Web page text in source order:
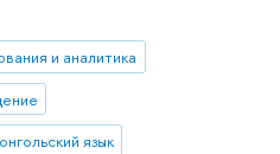
и аналитика
язык